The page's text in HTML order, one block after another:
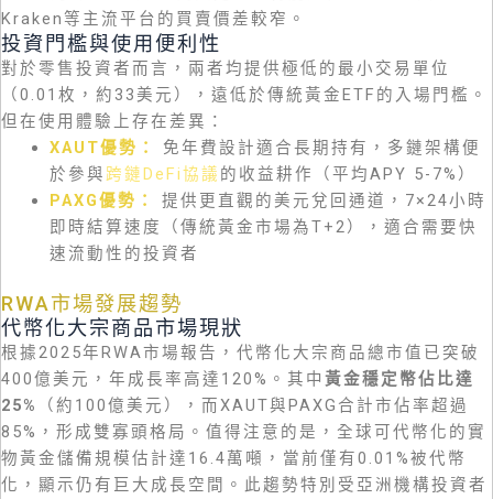
Kraken等主流平台的買賣價差較窄。
投資門檻與使用便利性
對於零售投資者而言，兩者均提供極低的最小交易單位
（0.01枚，約33美元），遠低於傳統黃金ETF的入場門檻。
但在使用體驗上存在差異：
XAUT優勢：
免年費設計適合長期持有，多鏈架構便
於參與 跨鏈DeFi協議 的收益耕作（平均APY 5-7%）
PAXG優勢：
提供更直觀的美元兌回通道，7×24小時
即時結算速度（傳統黃金市場為T+2），適合需要快
速流動性的投資者
RWA市場發展趨勢
代幣化大宗商品市場現狀
根據2025年RWA市場報告，代幣化大宗商品總市值已突破
400億美元，年成長率高達120%。其中 黃金穩定幣佔比達
25%
（約100億美元），而XAUT與PAXG合計市佔率超過
85%，形成雙寡頭格局。值得注意的是，全球可代幣化的實
物黃金儲備規模估計達16.4萬噸，當前僅有0.01%被代幣
化，顯示仍有巨大成長空間。此趨勢特別受亞洲機構投資者